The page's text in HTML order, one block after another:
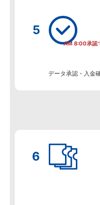
AM 8:00承認
データ承認・入金